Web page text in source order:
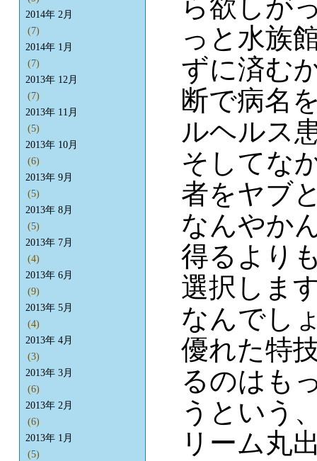
ら欲しが
っと水族
ずに済む
断で病名
ルヘルス
そしてな
者をヤブ
なんやか
得るより
選択しま
なんでし
優れた特
るのはも
うという
リーム丸
2014年 2月
(7)
2014年 1月
(7)
2013年 12月
(7)
2013年 11月
(5)
2013年 10月
(6)
2013年 9月
(5)
2013年 8月
(5)
2013年 7月
(4)
2013年 6月
(9)
2013年 5月
(4)
2013年 4月
(3)
2013年 3月
(6)
2013年 2月
(6)
2013年 1月
(5)